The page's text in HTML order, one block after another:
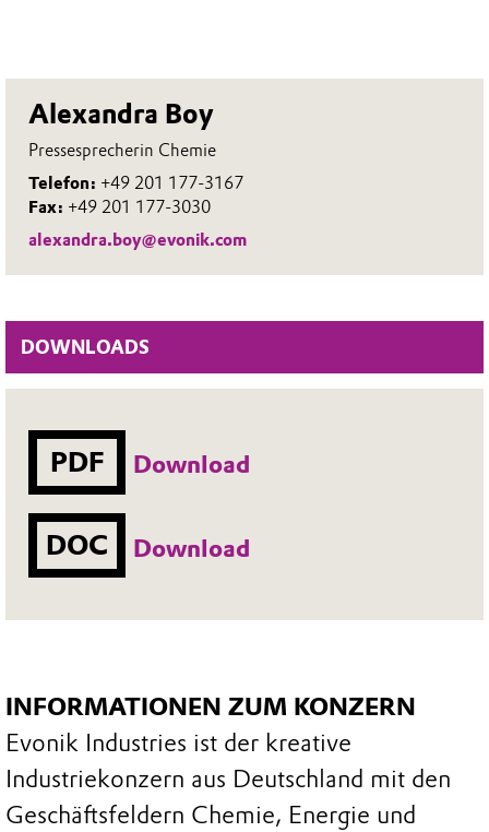
Alexandra Boy
Pressesprecherin Chemie
Telefon: +49 201 177-3167
Fax: +49 201 177-3030
alexandra.boy@evonik.com
DOWNLOADS
PDF Download
DOC Download
INFORMATIONEN ZUM KONZERN
Evonik Industries ist der kreative
Industriekonzern aus Deutschland mit den
Geschäftsfeldern Chemie, Energie und